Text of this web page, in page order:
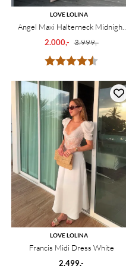
Karakter:
LOVE LOLINA
Angel Maxi Halterneck Midnight
Bloom
2.000,- 3.999,-
LOVE LOLINA
Francis Midi Dress White
2.499,-